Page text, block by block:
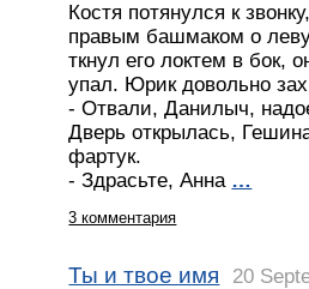
Костя потянулся к
правым башмаком о
ткнул его локтем в бок,
упал. Юрик довольно
- Отвали, Данилыч,
Дверь открылась,
фартук.
- Здрасьте, Анна …
3 комментария
Ты и твое имя
20